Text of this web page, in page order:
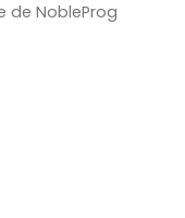
de NobleProg